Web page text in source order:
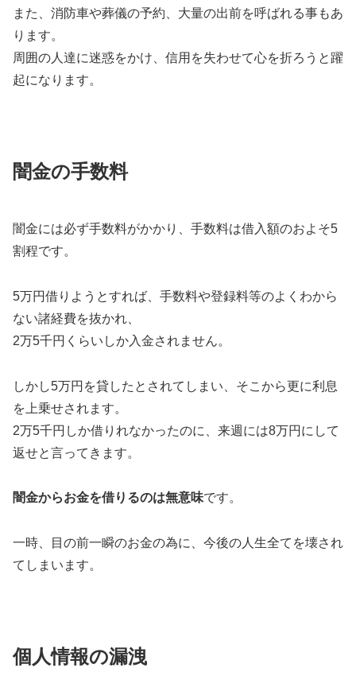
また、消防車や葬儀の予約、大量の出前を呼ばれる事もあ
ります。
周囲の人達に迷惑をかけ、信用を失わせて心を折ろうと躍
起になります。
闇金の手数料
闇金には必ず手数料がかかり、手数料は借入額のおよそ5
割程です。
5万円借りようとすれば、手数料や登録料等のよくわから
ない諸経費を抜かれ、
2万5千円くらいしか入金されません。
しかし5万円を貸したとされてしまい、そこから更に利息
を上乗せされます。
2万5千円しか借りれなかったのに、来週には8万円にして
返せと言ってきます。
闇金からお金を借りるのは無意味です。
一時、目の前一瞬のお金の為に、今後の人生全てを壊され
てしまいます。
個人情報の漏洩